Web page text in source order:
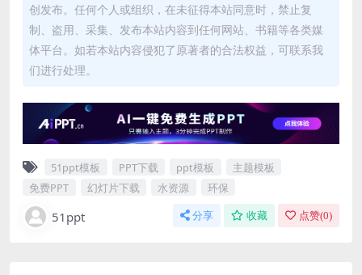
创发布。任何个人或组织，在未征得本站同意时，禁止复
制、盗用、采集、发布本站内容到任何网站、书籍等各类媒
体平台。如若本站内容侵犯了原著者的合法权益，可联系我
们进行处理。
51ppt模板 PPT下载 ppt模板
主题模板
免费PPT
幻灯片下载 水资源 环保
51ppt 分享 收藏 点赞(0)